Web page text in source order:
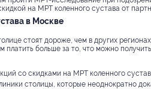
на МРТ коленного сустава от
в Москве
стоят дороже, чем в других
платить больше за то, что можно
со скидками на МРТ коленного
столицы, которые неоднократно